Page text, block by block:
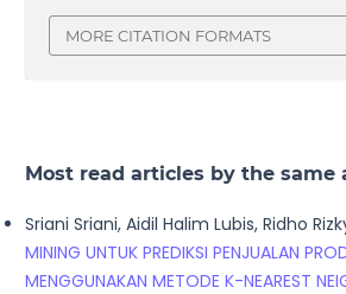
MORE CITATION FORMATS
Most read articles by the same
Sriani Sriani, Aidil Halim Lubis, Ridho
MINING UNTUK PREDIKSI PENJUALAN
MENGGUNAKAN METODE K-NEAREST